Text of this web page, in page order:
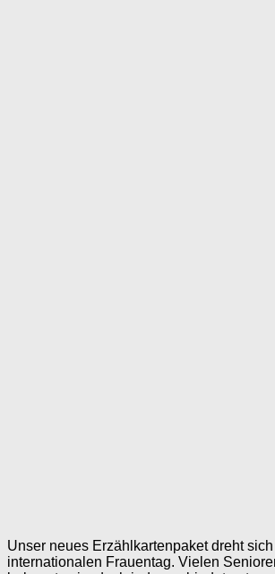
Unser neues Erzählkartenpaket dreht
internationalen Frauentag. Vielen